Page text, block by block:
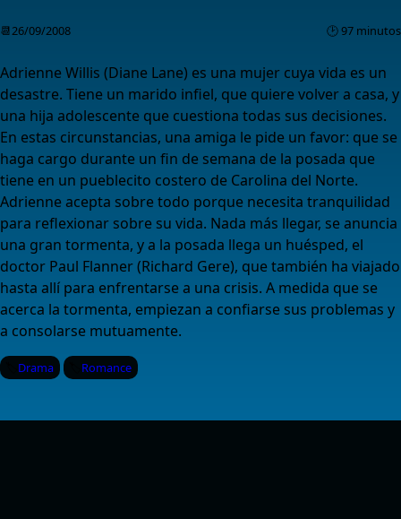
📆26/09/2008 🕑 97 minutos
Adrienne Willis (Diane Lane) es una mujer cuya vida es un
desastre. Tiene un marido infiel, que quiere volver a casa, y
una hija adolescente que cuestiona todas sus decisiones.
En estas circunstancias, una amiga le pide un favor: que se
haga cargo durante un fin de semana de la posada que
tiene en un pueblecito costero de Carolina del Norte.
Adrienne acepta sobre todo porque necesita tranquilidad
para reflexionar sobre su vida. Nada más llegar, se anuncia
una gran tormenta, y a la posada llega un huésped, el
doctor Paul Flanner (Richard Gere), que también ha viajado
hasta allí para enfrentarse a una crisis. A medida que se
acerca la tormenta, empiezan a confiarse sus problemas y
a consolarse mutuamente.
Drama Romance